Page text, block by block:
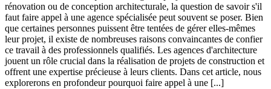
rénovation ou de conception architecturale, la question de savoir s'il
faut faire appel à une agence spécialisée peut souvent se poser. Bien
que certaines personnes puissent être tentées de gérer elles-mêmes
leur projet, il existe de nombreuses raisons convaincantes de confier
ce travail à des professionnels qualifiés. Les agences d'architecture
jouent un rôle crucial dans la réalisation de projets de construction et
offrent une expertise précieuse à leurs clients. Dans cet article, nous
explorerons en profondeur pourquoi faire appel à une [...]